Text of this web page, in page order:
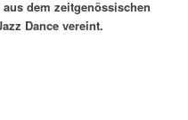
dem zeitgenössischen
Dance vereint.